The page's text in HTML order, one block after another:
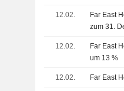
12.02.
Far East
zum 31.
12.02.
Far East
um 13 %
12.02. Far East